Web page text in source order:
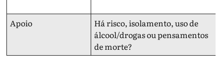
Apoio
Há risco, isolamento, uso de
álcool/drogas ou pensamentos
de morte?